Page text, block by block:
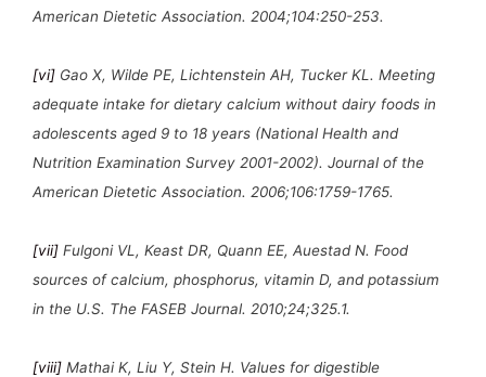
American Dietetic Association. 2004;104:250-253.
[vi] Gao X, Wilde PE, Lichtenstein AH, Tucker KL. Meeting
adequate intake for dietary calcium without dairy foods in
adolescents aged 9 to 18 years (National Health and
Nutrition Examination Survey 2001-2002). Journal of the
American Dietetic Association. 2006;106:1759-1765.
[vii] Fulgoni VL, Keast DR, Quann EE, Auestad N. Food
sources of calcium, phosphorus, vitamin D, and potassium
in the U.S. The FASEB Journal. 2010;24;325.1.
[viii] Mathai K, Liu Y, Stein H. Values for digestible